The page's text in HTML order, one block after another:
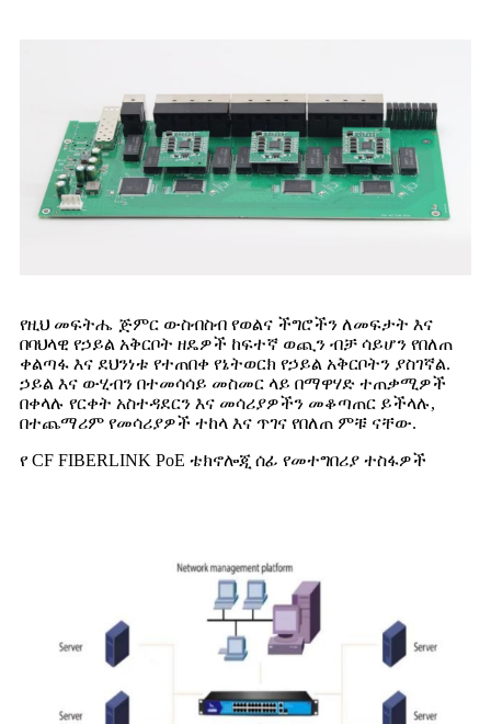
የዚህ መፍትሔ ጅምር ውስብስብ የወልና ችግሮችን ለመፍታት እና
በባህላዊ የኃይል አቅርቦት ዘዴዎች ከፍተኛ ወጪን ብቻ ሳይሆን የበለጠ
ቀልጣፋ እና ደህንነቱ የተጠበቀ የኔትወርክ የኃይል አቅርቦትን ያስገኛል.
ኃይል እና ውሂብን በተመሳሳይ መስመር ላይ በማዋሃድ ተጠቃሚዎች
በቀላሉ የርቀት አስተዳደርን እና መሳሪያዎችን መቆጣጠር ይችላሉ,
በተጨማሪም የመሳሪያዎች ተከላ እና ጥገና የበለጠ ምቹ ናቸው.
የ CF FIBERLINK PoE ቴክኖሎጂ ሰፊ የመተግበሪያ ተስፋዎች